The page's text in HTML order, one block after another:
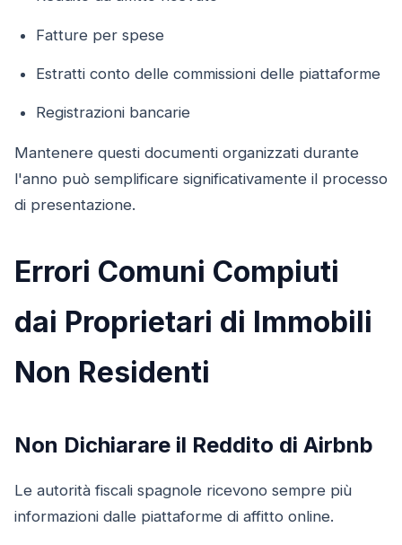
Fatture per spese
Estratti conto delle commissioni delle piattaforme
Registrazioni bancarie
Mantenere questi documenti organizzati durante
l'anno può semplificare significativamente il processo
di presentazione.
Errori Comuni Compiuti
dai Proprietari di Immobili
Non Residenti
Non Dichiarare il Reddito di Airbnb
Le autorità fiscali spagnole ricevono sempre più
informazioni dalle piattaforme di affitto online.